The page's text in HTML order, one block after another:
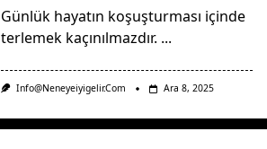
Günlük hayatın koşuşturması içinde
terlemek kaçınılmazdır. ...
Info@neneyeiyigelir.com Ara 8, 2025